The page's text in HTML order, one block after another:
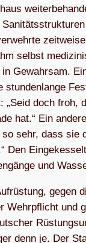
selbst
Gewahr­sam.
stun­den­lange
doch froh,
hat.“ Ein
sehr, dass sie
Den
und
gegen
Wehr­pflicht und
denn je. Der